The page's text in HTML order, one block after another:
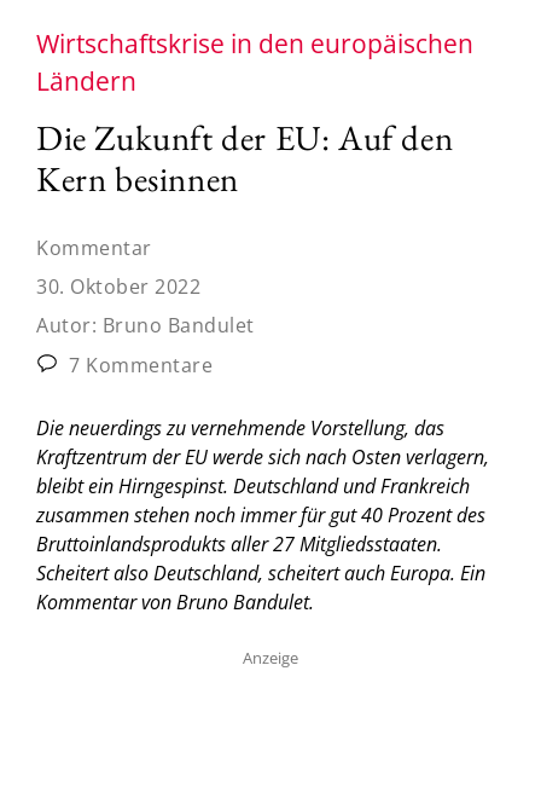
Wirtschaftskrise in den europäischen
Ländern
Die Zukunft der EU: Auf den
Kern besinnen
Kommentar
30. Oktober 2022
Autor: Bruno Bandulet
7 Kommentare
Die neuerdings zu vernehmende Vorstellung, das
Kraftzentrum der EU werde sich nach Osten verlagern,
bleibt ein Hirngespinst. Deutschland und Frankreich
zusammen stehen noch immer für gut 40 Prozent des
Bruttoinlandsprodukts aller 27 Mitgliedsstaaten.
Scheitert also Deutschland, scheitert auch Europa. Ein
Kommentar von Bruno Bandulet.
Anzeige